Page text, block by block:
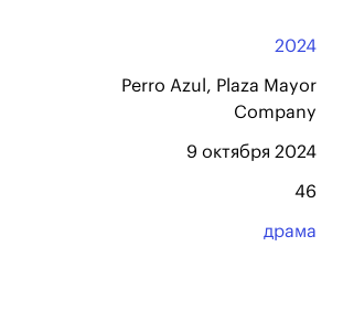
2024
Perro Azul, Plaza Mayor
Company
9 октября 2024
46
драма